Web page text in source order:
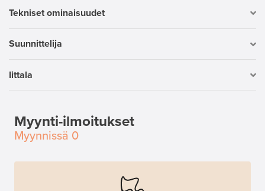
Tekniset ominaisuudet
Suunnittelija
Iittala
Myynti-ilmoitukset
Myynnissä 0